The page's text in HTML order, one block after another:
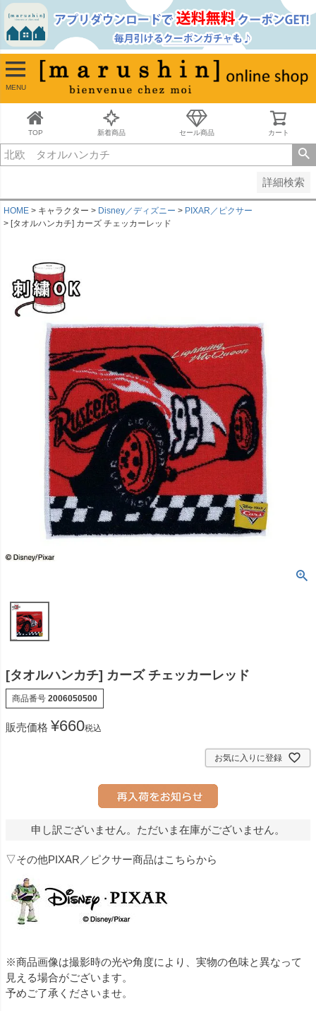
MENU
TOP 新着商品 セール商品 カート
詳細検索
並び順
新着順
古い順
価格が安い順
価格が高い順
キーワードヒット順
HOME キャラクター Disney／ディズニー
PIXAR／ピクサー
[タオルハンカチ] カーズ チェッカーレッド
[タオルハンカチ] カーズ チェッカーレッド
商品番号 2006050500
販売価格 ¥660税込
お気に入りに登録
申し訳ございません。ただいま在庫がございません。
▽その他PIXAR／ピクサー商品はこちらから
※商品画像は撮影時の光や角度により、実物の色味と異なって
見える場合がございます。
予めご了承くださいませ。